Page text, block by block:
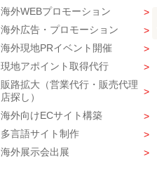
海外WEBプロモーション
海外広告・プロモーション
海外現地PRイベント開催
現地アポイント取得代行
販路拡大（営業代行・販売代理
店探し）
海外向けECサイト構築
多言語サイト制作
海外展示会出展